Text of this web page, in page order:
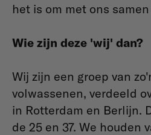
het is om met ons
Wie zijn deze 'wij' dan?
Wij zijn een groep van
volwassenen, verdeeld
in Rotterdam en Berlijn.
de 25 en 37. We houden